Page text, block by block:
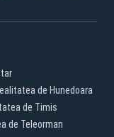
de Hunedoara
de Timis
de Teleorman